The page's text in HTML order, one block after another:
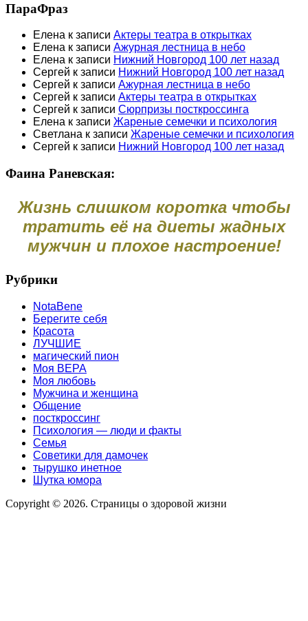
ПараФраз
Елена к записи Актеры театра в открытках
Елена к записи Ажурная лестница в небо
Елена к записи Нижний Новгород 100 лет назад
Сергей к записи Нижний Новгород 100 лет назад
Сергей к записи Ажурная лестница в небо
Сергей к записи Актеры театра в открытках
Сергей к записи Сюрпризы посткроссинга
Елена к записи Жареные семечки и психология
Светлана к записи Жареные семечки и психология
Сергей к записи Нижний Новгород 100 лет назад
Фаина Раневская:
Жизнь слишком коротка чтобы
тратить её на диеты жадных
мужчин и плохое настроение!
Рубрики
NotaBene
Берегите себя
Красота
ЛУЧШИЕ
магический пион
Моя ВЕРА
Моя любовь
Мужчина и женщина
Общение
посткроссинг
Психология — люди и факты
Семья
Советики для дамочек
тырушко инетное
Шутка юмора
Copyright © 2026. Страницы о здоровой жизни